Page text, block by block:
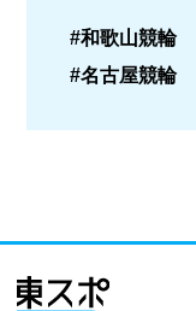
#和歌山競輪
#名古屋競輪